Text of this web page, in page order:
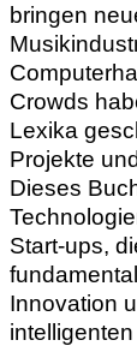
bringen
Crowds
Lexika
Projekte
Dieses
Start-ups,
Innovation